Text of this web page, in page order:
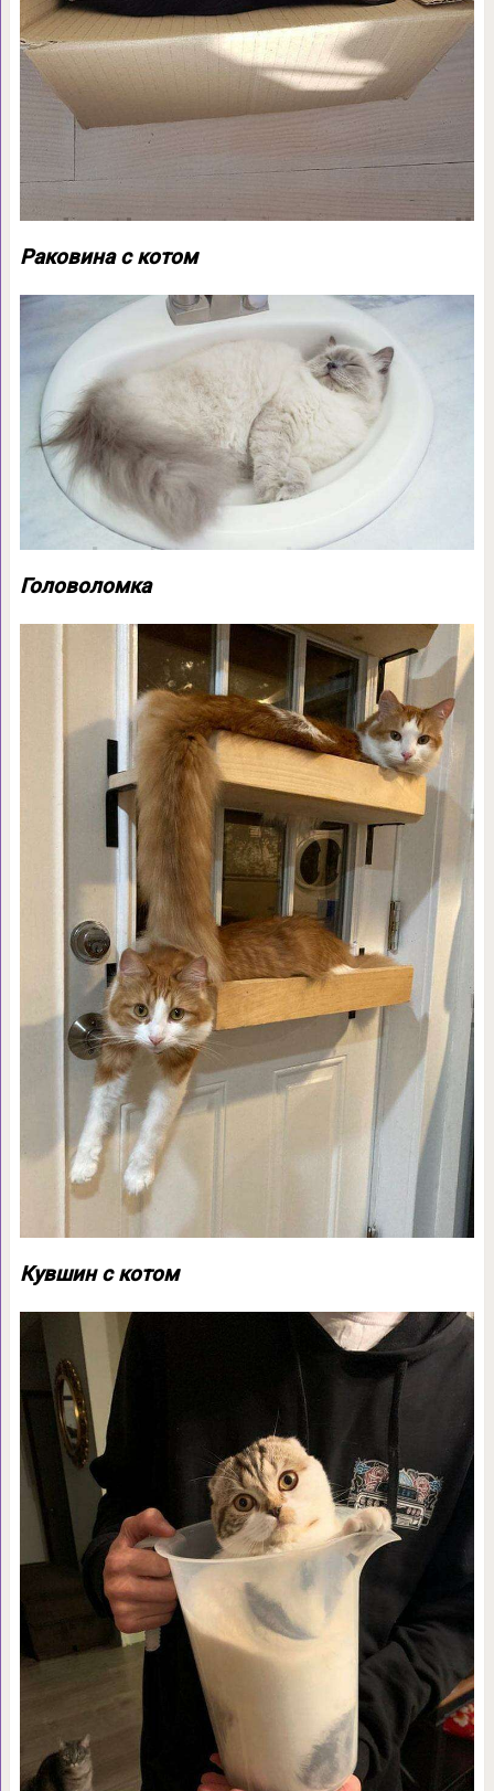
Раковина с котом
Головоломка
Кувшин с котом